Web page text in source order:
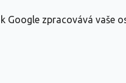
Google zpracovává vaše